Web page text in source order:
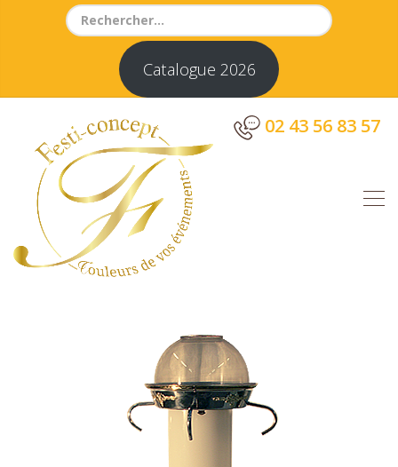
Search
Catalogue 2026
02 43 56 83 57